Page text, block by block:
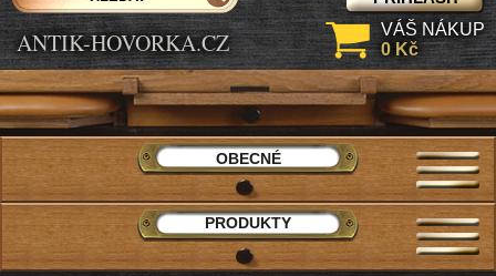
ANTIK-HOVORKA.CZ
VÁŠ NÁKUP
0 Kč
OBECNÉ
PRODUKTY